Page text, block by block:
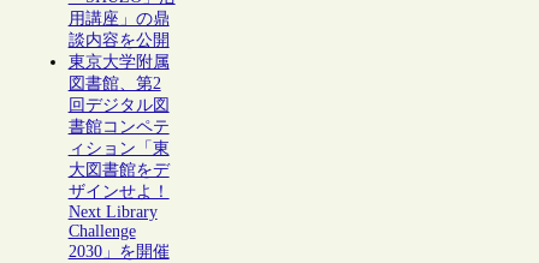
用講座」の鼎
談内容を公開
東京大学附属
図書館、第2
回デジタル図
書館コンペテ
ィション「東
大図書館をデ
ザインせよ！
Next Library
Challenge
2030」を開催